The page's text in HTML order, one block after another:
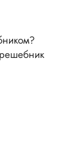
решебник